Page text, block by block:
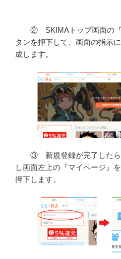
② SKIMAトップ画面の『
タンを押下して、画面の指示
成します。
③ 新規登録が完了したら
し画面左上の『マイページ』
押下します。